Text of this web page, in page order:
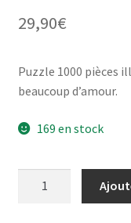
29,90€
Puzzle 1000 pièces
beaucoup d’amour.
169 en stock